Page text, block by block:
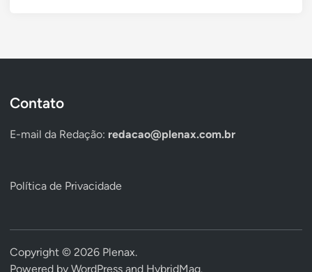
Contato
E-mail da Redação: redacao@plenax.com.br
Política de Privacidade
Copyright © 2026 Plenax.
Powered by WordPress and HybridMag.